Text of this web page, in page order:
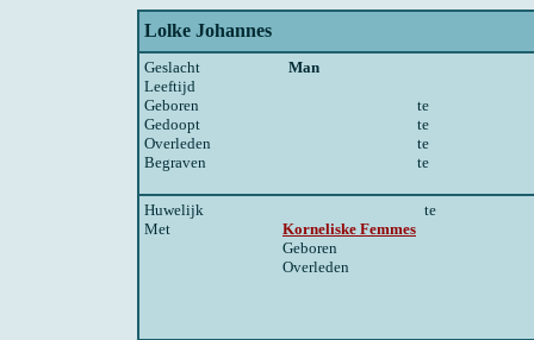
Lolke Johannes
Geslacht
Man
Leeftijd
Geboren
te
Gedoopt
te
Overleden
te
Begraven
te
Huwelijk
te
Met
Korneliske Femmes
Geboren
Overleden